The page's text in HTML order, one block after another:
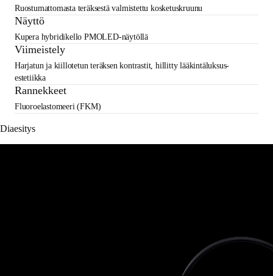
Ruostumattomasta teräksestä valmistettu kosketuskruunu
Näyttö
Kupera hybridikello PMOLED-näytöllä
Viimeistely
Harjatun ja kiillotetun teräksen kontrastit, hillitty lääkintäluksus-
estetiikka
Rannekkeet
Fluoroelastomeeri (FKM)
Diaesitys